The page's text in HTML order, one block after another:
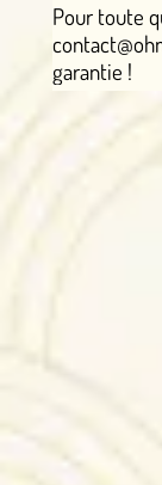
Pour toute
garantie !